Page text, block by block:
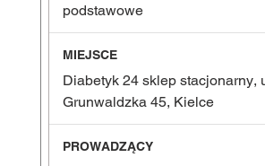
podstawowe
Diabetyk 24 sklep stacjonarny,
Grunwaldzka 45, Kielce